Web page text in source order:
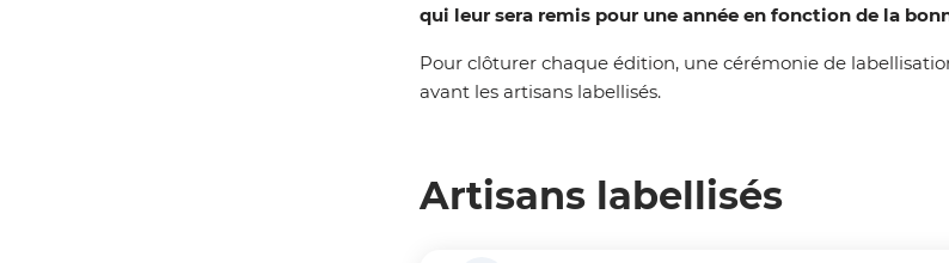
qui leur sera remis pour une année en fonction de la
Pour clôturer chaque édition, une cérémonie de
avant les artisans labellisés.
Artisans labellisés